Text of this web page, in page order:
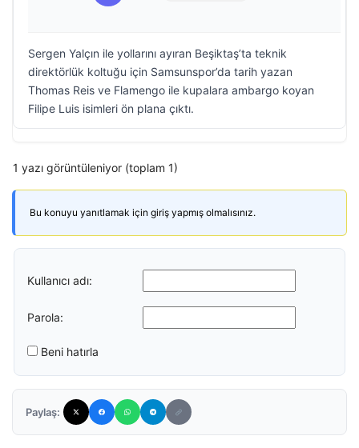
Sergen Yalçın ile yollarını ayıran Beşiktaş’ta teknik
direktörlük koltuğu için Samsunspor’da tarih yazan
Thomas Reis ve Flamengo ile kupalara ambargo koyan
Filipe Luis isimleri ön plana çıktı.
1 yazı görüntüleniyor (toplam 1)
Bu konuyu yanıtlamak için giriş yapmış olmalısınız.
Kullanıcı adı:
Parola:
Beni hatırla
Paylaş: